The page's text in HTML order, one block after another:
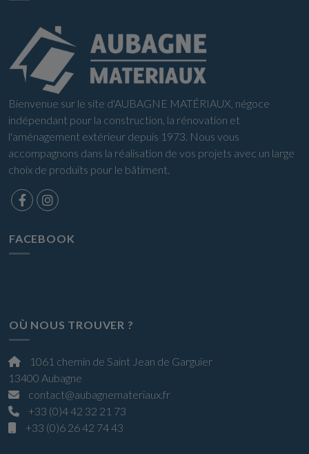
Bienvenue sur le site d'AUBAGNE MATÉRIAUX, négoce
indépendant pour la construction, la rénovation et
l'aménagement extérieur depuis 1973. Nous vous
accompagnons dans la réalisation de vos projets avec un large
choix de produits pour le bâtiment.
FACEBOOK
OÙ NOUS TROUVER ?
1061 chemin de Saint Jean de Garguier
13400 Aubagne
contact@aubagnemateriaux.fr
+33 (0)4 42 32 21 73
+33 (0)6 26 42 74 43